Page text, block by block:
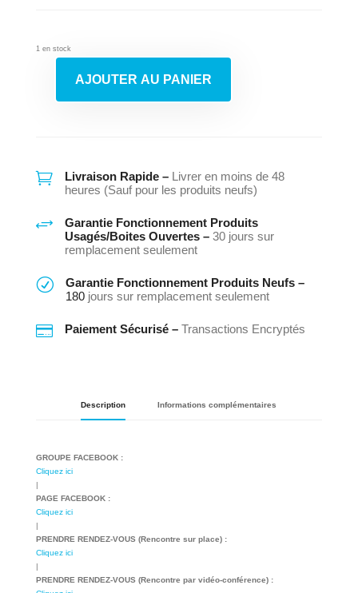
1 en stock
AJOUTER AU PANIER
 Livraison Rapide – Livrer en moins de 48
heures (Sauf pour les produits neufs)
+
Garantie Fonctionnement Produits
Usagés/Boites Ouvertes – 30 jours sur
remplacement seulement
R
Garantie Fonctionnement Produits Neufs –
180jours sur remplacement seulement
 Paiement Sécurisé – Transactions Encryptés
Description Informations complémentaires
GROUPE FACEBOOK :
Cliquez ici
|
PAGE FACEBOOK :
Cliquez ici
|
PRENDRE RENDEZ-VOUS (Rencontre sur place) :
Cliquez ici
|
PRENDRE RENDEZ-VOUS (Rencontre par vidéo-conférence) :